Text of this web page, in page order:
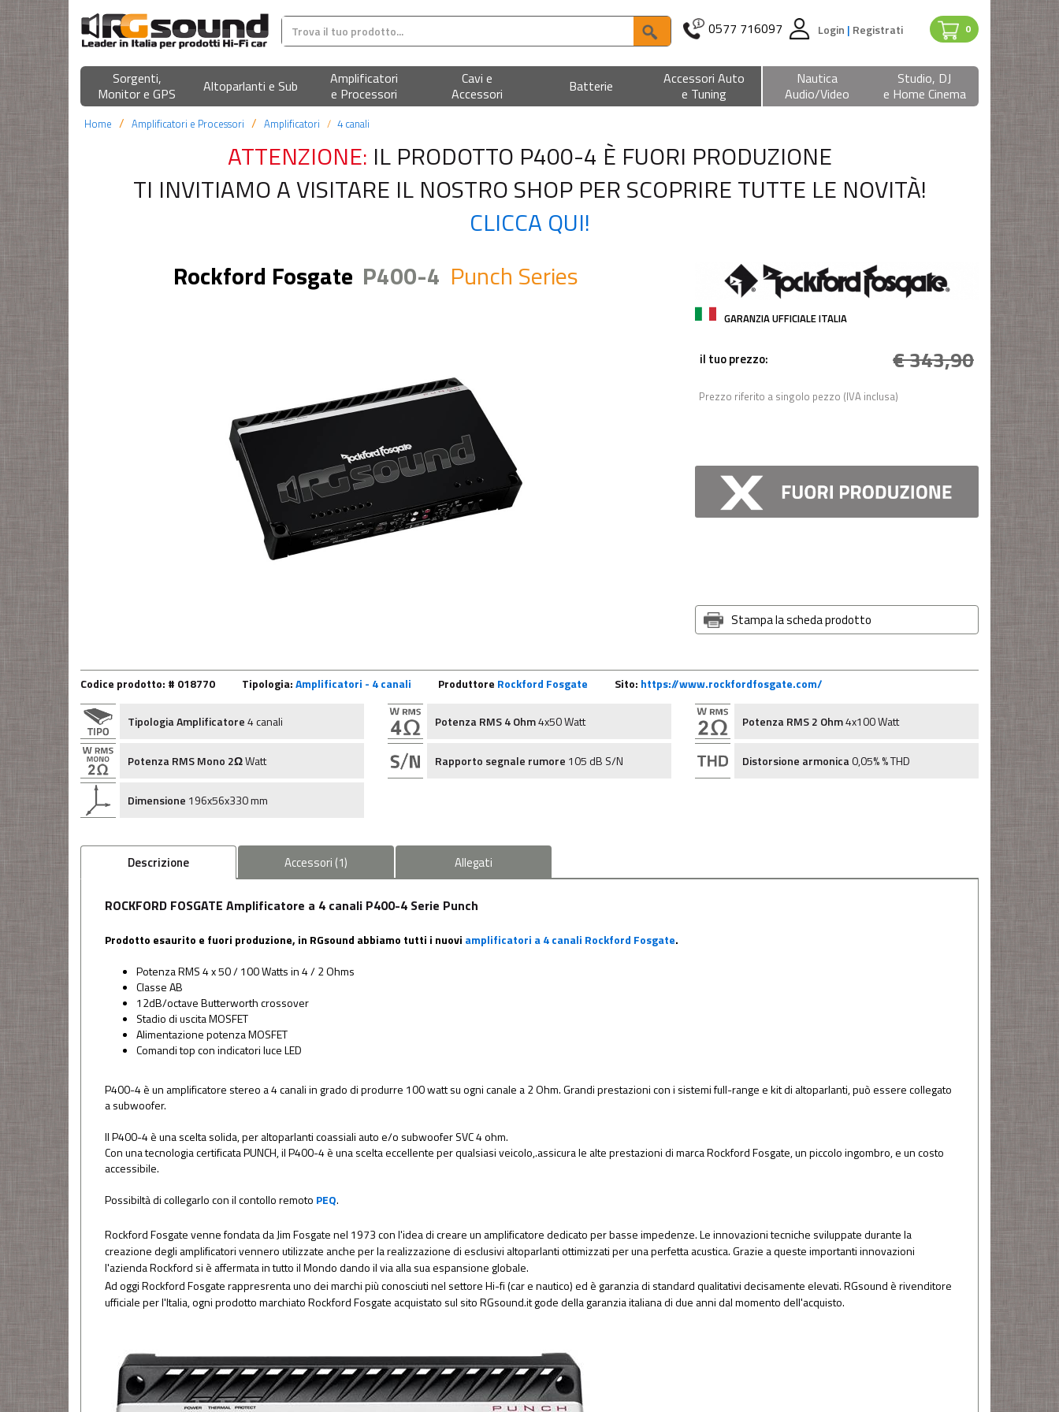
0
0577 716097 Login | Registrati
Sorgenti,
Monitor e GPS
Altoparlanti e Sub
Amplificatori
e Processori
Cavi e
Accessori
Batterie
Accessori Auto
e Tuning
Nautica
Audio/Video
Studio, DJ
e Home Cinema
Home Amplificatori e Processori Amplificatori 4 canali
ATTENZIONE: IL PRODOTTO P400-4 È FUORI PRODUZIONE
TI INVITIAMO A VISITARE IL NOSTRO SHOP PER SCOPRIRE TUTTE LE NOVITÀ!
CLICCA QUI!
Rockford Fosgate P400-4 Punch Series
GARANZIA UFFICIALE ITALIA
€ 343,90
il tuo prezzo:
Prezzo riferito a singolo pezzo (IVA inclusa)
Stampa la scheda prodotto
Codice prodotto: # 018770 Tipologia:Amplificatori - 4 canali Produttore Rockford Fosgate Sito: https://www.rockfordfosgate.com/
Tipologia Amplificatore4 canali Potenza RMS 4 Ohm4x50 Watt Potenza RMS 2 Ohm4x100 Watt
Potenza RMS Mono 2ΩWatt Rapporto segnale rumore 105 dB S/N Distorsione armonica0,05% % THD
Dimensione 196x56x330 mm
Descrizione Accessori (1) Allegati
ROCKFORD FOSGATE Amplificatore a 4 canali P400-4 Serie Punch
Prodotto esaurito e fuori produzione, in RGsound abbiamo tutti i nuovi amplificatori a 4 canali Rockford Fosgate.
Potenza RMS 4 x 50 / 100 Watts in 4 / 2 Ohms
Classe AB
12dB/octave Butterworth crossover
Stadio di uscita MOSFET
Alimentazione potenza MOSFET
Comandi top con indicatori luce LED
P400-4 è un amplificatore stereo a 4 canali in grado di produrre 100 watt su ogni canale a 2 Ohm. Grandi prestazioni con i sistemi full-range e kit di altoparlanti, può essere collegato
a subwoofer.
Il P400-4 è una scelta solida, per altoparlanti coassiali auto e/o subwoofer SVC 4 ohm.
Con una tecnologia certificata PUNCH, il P400-4 è una scelta eccellente per qualsiasi veicolo,.assicura le alte prestazioni di marca Rockford Fosgate, un piccolo ingombro, e un costo
accessibile.
Possibiltà di collegarlo con il contollo remoto PEQ.
Rockford Fosgate venne fondata da Jim Fosgate nel 1973 con l'idea di creare un amplificatore dedicato per basse impedenze. Le innovazioni tecniche sviluppate durante la
creazione degli amplificatori vennero utilizzate anche per la realizzazione di esclusivi altoparlanti ottimizzati per una perfetta acustica. Grazie a queste importanti innovazioni
l'azienda Rockford si è affermata in tutto il Mondo dando il via alla sua espansione globale.
Ad oggi Rockford Fosgate rappresrenta uno dei marchi più conosciuti nel settore Hi-fi (car e nautico) ed è garanzia di standard qualitativi decisamente elevati. RGsound è rivenditore
ufficiale per l'Italia, ogni prodotto marchiato Rockford Fosgate acquistato sul sito RGsound.it gode della garanzia italiana di due anni dal momento dell'acquisto.